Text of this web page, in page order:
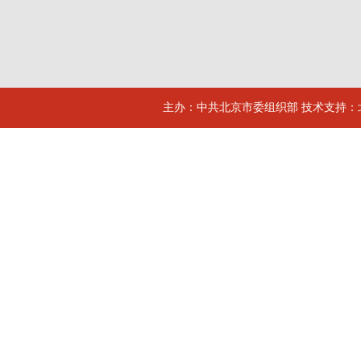
主办：中共北京市委组织部 技术支持